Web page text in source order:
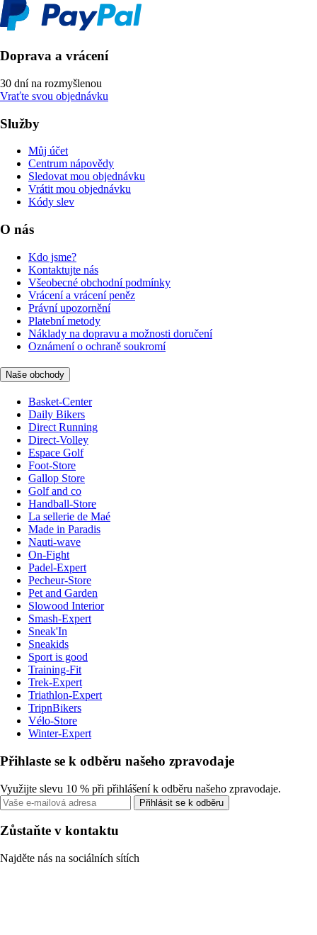
Doprava a vrácení
30 dní na rozmyšlenou
Vraťte svou objednávku
Služby
Můj účet
Centrum nápovědy
Sledovat mou objednávku
Vrátit mou objednávku
Kódy slev
O nás
Kdo jsme?
Kontaktujte nás
Všeobecné obchodní podmínky
Vrácení a vrácení peněz
Právní upozornění
Platební metody
Náklady na dopravu a možnosti doručení
Oznámení o ochraně soukromí
Naše obchody
Basket-Center
Daily Bikers
Direct Running
Direct-Volley
Espace Golf
Foot-Store
Gallop Store
Golf and co
Handball-Store
La sellerie de Maé
Made in Paradis
Nauti-wave
On-Fight
Padel-Expert
Pecheur-Store
Pet and Garden
Slowood Interior
Smash-Expert
Sneak'In
Sneakids
Sport is good
Training-Fit
Trek-Expert
Triathlon-Expert
TripnBikers
Vélo-Store
Winter-Expert
Přihlaste se k odběru našeho zpravodaje
Využijte slevu 10 % při přihlášení k odběru našeho zpravodaje.
Přihlásit se k odběru
Zůstaňte v kontaktu
Najděte nás na sociálních sítích